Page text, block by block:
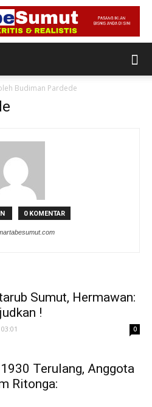
Budiman Pardede
0 KOMENTAR
Sumut, Hermawan:
!
0
Terulang, Anggota
Ritonga: